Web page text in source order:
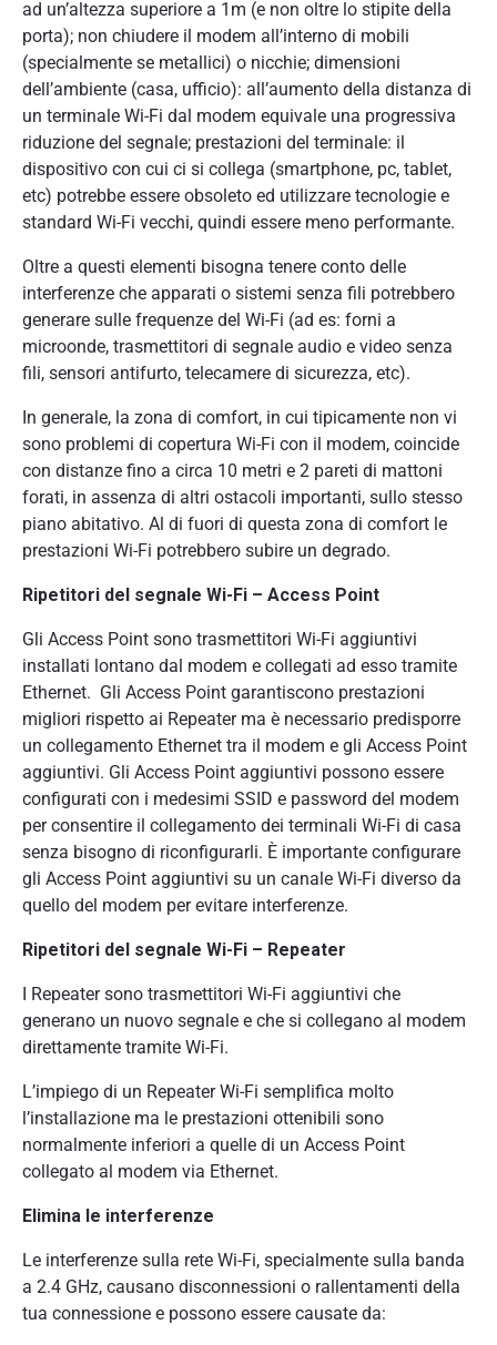
ad un’altezza superiore a 1m (e non oltre lo stipite della
porta); non chiudere il modem all’interno di mobili
(specialmente se metallici) o nicchie; dimensioni
dell’ambiente (casa, ufficio): all’aumento della distanza di
un terminale Wi-Fi dal modem equivale una progressiva
riduzione del segnale; prestazioni del terminale: il
dispositivo con cui ci si collega (smartphone, pc, tablet,
etc) potrebbe essere obsoleto ed utilizzare tecnologie e
standard Wi-Fi vecchi, quindi essere meno performante.
Oltre a questi elementi bisogna tenere conto delle
interferenze che apparati o sistemi senza fili potrebbero
generare sulle frequenze del Wi-Fi (ad es: forni a
microonde, trasmettitori di segnale audio e video senza
fili, sensori antifurto, telecamere di sicurezza, etc).
In generale, la zona di comfort, in cui tipicamente non vi
sono problemi di copertura Wi-Fi con il modem, coincide
con distanze fino a circa 10 metri e 2 pareti di mattoni
forati, in assenza di altri ostacoli importanti, sullo stesso
piano abitativo. Al di fuori di questa zona di comfort le
prestazioni Wi-Fi potrebbero subire un degrado.
Ripetitori del segnale Wi-Fi – Access Point
Gli Access Point sono trasmettitori Wi-Fi aggiuntivi
installati lontano dal modem e collegati ad esso tramite
Ethernet. Gli Access Point garantiscono prestazioni
migliori rispetto ai Repeater ma è necessario predisporre
un collegamento Ethernet tra il modem e gli Access Point
aggiuntivi. Gli Access Point aggiuntivi possono essere
configurati con i medesimi SSID e password del modem
per consentire il collegamento dei terminali Wi-Fi di casa
senza bisogno di riconfigurarli. È importante configurare
gli Access Point aggiuntivi su un canale Wi-Fi diverso da
quello del modem per evitare interferenze.
Ripetitori del segnale Wi-Fi – Repeater
I Repeater sono trasmettitori Wi-Fi aggiuntivi che
generano un nuovo segnale e che si collegano al modem
direttamente tramite Wi-Fi.
L’impiego di un Repeater Wi-Fi semplifica molto
l’installazione ma le prestazioni ottenibili sono
normalmente inferiori a quelle di un Access Point
collegato al modem via Ethernet.
Elimina le interferenze
Le interferenze sulla rete Wi-Fi, specialmente sulla banda
a 2.4 GHz, causano disconnessioni o rallentamenti della
tua connessione e possono essere causate da: